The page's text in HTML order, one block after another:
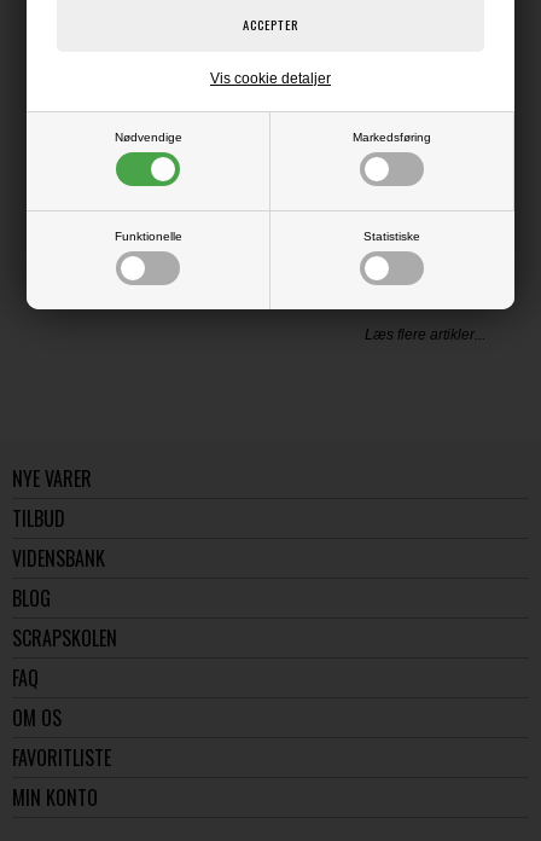
Nødvendige Markedsføring
Funktionelle Statistiske
Vis cookie detaljer
(forskellige nuancer på hhv. for- og bagside).
36 ark - i alt 18 forskellige farver.
A5-format - ca. 21 x 15 cm
LÆS OG BLIV INSPIRERET
Læs flere artikler...
NYE VARER
TILBUD
VIDENSBANK
BLOG
SCRAPSKOLEN
FAQ
OM OS
FAVORITLISTE
MIN KONTO